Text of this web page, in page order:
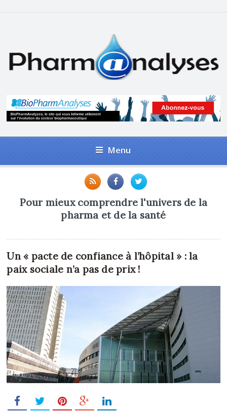
Menu
Pour mieux comprendre l'univers de la
pharma et de la santé
Un « pacte de confiance à l’hôpital » : la
paix sociale n’a pas de prix !